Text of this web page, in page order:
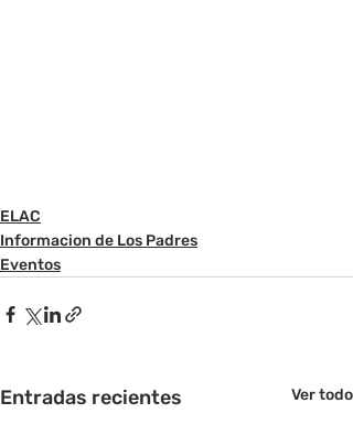
ELAC
Informacion de Los Padres
Eventos
Entradas recientes Ver todo